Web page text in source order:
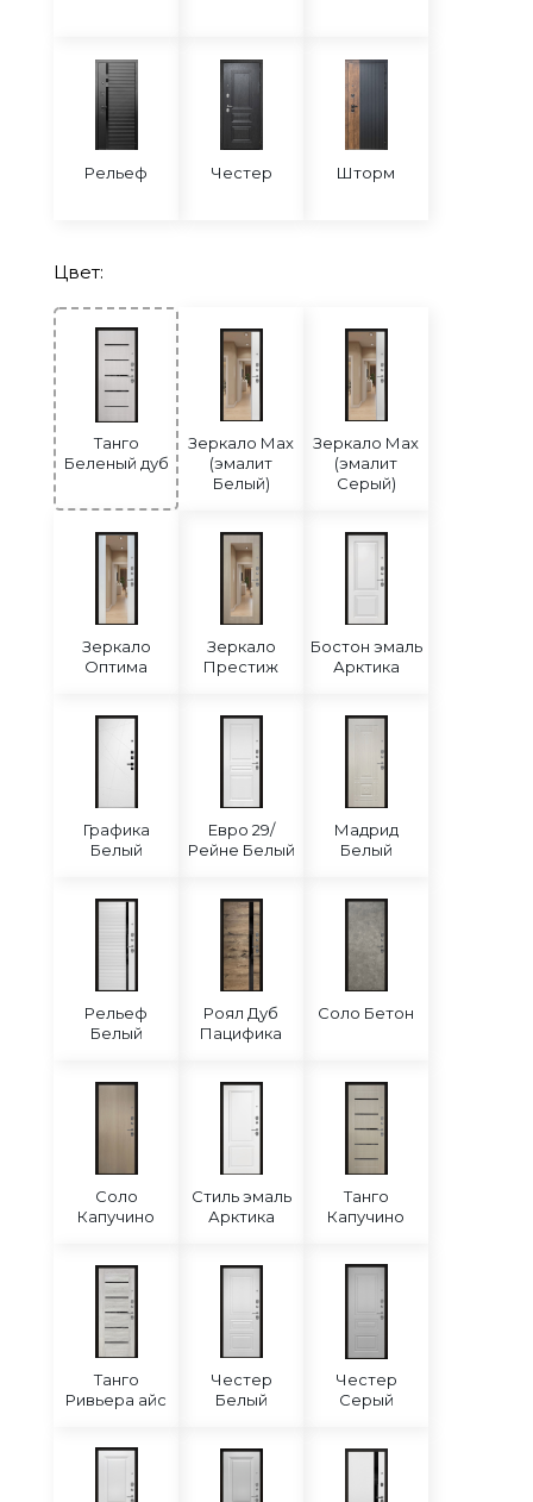
Рельеф Честер Шторм
Цвет:
Танго
Беленый дуб
Зеркало Мах
(эмалит
Белый)
Зеркало Мах
(эмалит
Серый)
Зеркало
Оптима
Зеркало
Престиж
Бостон эмаль
Арктика
Графика
Белый
Евро 29/
Рейне Белый
Мадрид
Белый
Рельеф
Белый
Роял Дуб
Пацифика
Соло Бетон
Соло
Капучино
Стиль эмаль
Арктика
Танго
Капучино
Танго
Ривьера айс
Честер
Белый
Честер
Серый